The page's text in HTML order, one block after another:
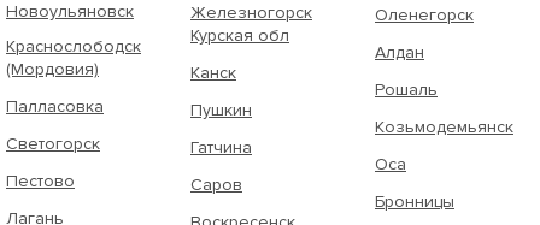
Новоульяновск
Краснослободск
(Мордовия)
Палласовка
Светогорск
Пестово
Лагань
Железногорск
Курская обл
Канск
Пушкин
Гатчина
Саров
Оленегорск
Алдан
Рошаль
Козьмодемьянск
Оса
Бронницы